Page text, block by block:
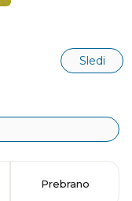
Sledi
Prebrano